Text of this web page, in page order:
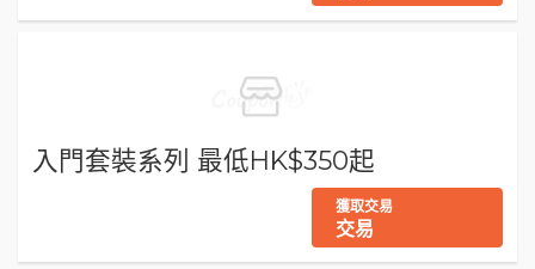
入門套裝系列 最低HK$350起
獲取交易
交易